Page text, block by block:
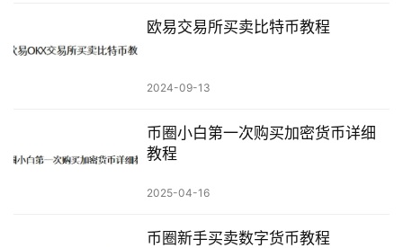
欧易交易所买卖比特币教程
2024-09-13
币圈小白第一次购买加密货币详细
教程
2025-04-16
币圈新手买卖数字货币教程